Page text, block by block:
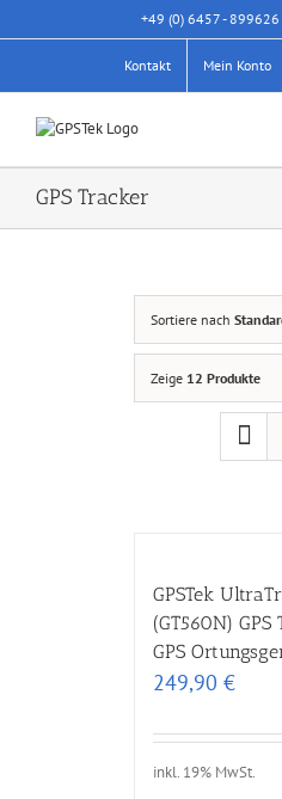
+49 (0) 6457 - 899626
Kontakt Mein Konto
GPS Tracker
Sortiere nach
Zeige 12 Produkte
GPSTek
(GT560N)
GPS
249,90 €
inkl. 19% MwSt.